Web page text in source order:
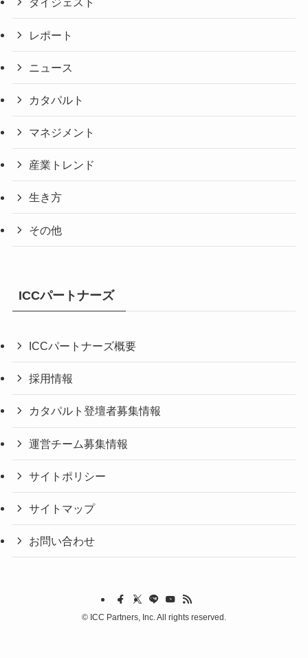
レポート
ニュース
カタパルト
マネジメント
産業トレンド
生き方
その他
ICCパートナーズ
ICCパートナーズ概要
採用情報
カタパルト登壇者募集情報
運営チーム募集情報
サイトポリシー
サイトマップ
お問い合わせ
© ICC Partners, Inc. All rights reserved.